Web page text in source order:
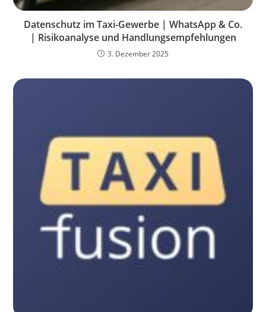
Datenschutz im Taxi-Gewerbe | WhatsApp & Co.
| Risikoanalyse und Handlungsempfehlungen
3. Dezember 2025